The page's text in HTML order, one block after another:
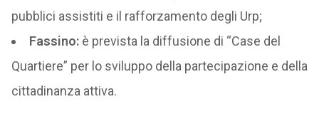
pubblici assistiti e il rafforzamento degli Urp;
Fassino: è prevista la diffusione di “Case del
Quartiere” per lo sviluppo della partecipazione e della
cittadinanza attiva.